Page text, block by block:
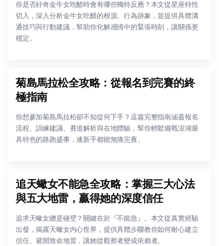
你是否好奇金牛女吃醋時會有哪些獨特反應？本文從星座特性
切入，深入分析金牛女吃醋的根源、行為跡象，並提供具體溝
通技巧與行動建議，幫助你化解感情中的緊張時刻，讓關係更
穩定。
菊島馬拉松全攻略：從報名到完賽的終
極指南
你想參加菊島馬拉松卻不知從何下手？這篇完整指南涵蓋報名
流程、訓練建議、賽道解析與在地體驗，幫你輕鬆備戰澎湖最
具特色的路跑盛事，連新手都能無痛完賽。
追天蠍女不能急全攻略：掌握三大心法
與五大地雷，贏得她的深度信任
追求天蠍女總是碰壁？關鍵在於『不能急』。本文從真實經驗
出發，揭露天蠍女內心世界，提供具體步驟教你如何耐心建立
信任、避開致命地雷，讓她從觀察者變成依賴者。